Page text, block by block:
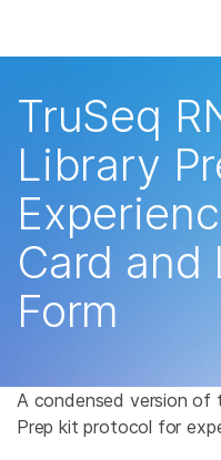
学习
支持
推荐内容链接
TruSeq
Library
Card and
Form
A condensed version of
Prep kit protocol for
癌症研究
微生物学
农业基因组学
复杂疾病